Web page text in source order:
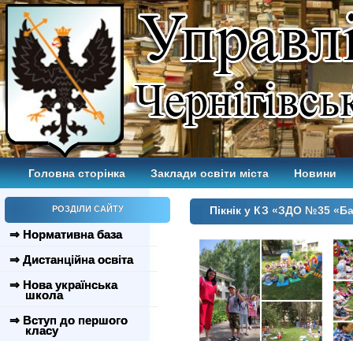
Головна сторінка Заклади освіти міста Новини
РОЗДІЛИ САЙТУ
⇒ Нормативна база
⇒ Дистанційна освіта
⇒ Нова українська
школа
⇒ Вступ до першого
класу
Пікнік у КЗ «ЗДО №35